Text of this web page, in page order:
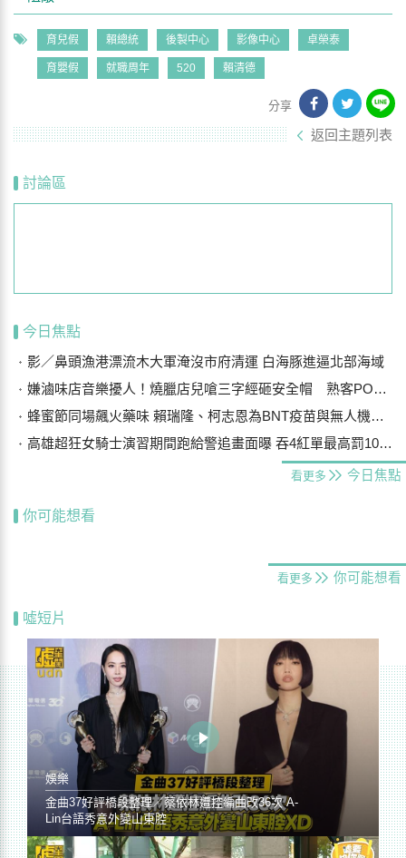
育兒假 賴總統 後製中心 影像中心 卓榮泰
育嬰假 就職周年 520 賴清德
分享
返回主題列表
討論區
今日焦點
影／鼻頭漁港漂流木大軍淹沒市府清運 白海豚進逼北部海域
嫌滷味店音樂擾人！燒臘店兒嗆三字經砸安全帽 熟客PO文助闆娘提告
蜂蜜節同場飆火藥味 賴瑞隆、柯志恩為BNT疫苗與無人機議題交鋒
高雄超狂女騎士演習期間跑給警追畫面曝 吞4紅單最高罰10萬被送醫
看更多 今日焦點
你可能想看
看更多 你可能想看
噓短片
娛樂
金曲37好評橋段整理／蔡依林遭控編曲改36次 A-
Lin台語秀意外變山東腔